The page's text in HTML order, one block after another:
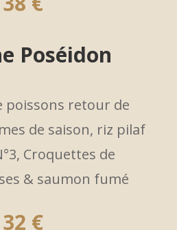
Poséidon
poissons retour de
de saison, riz pilaf
Croquettes de
& saumon fumé
32 €